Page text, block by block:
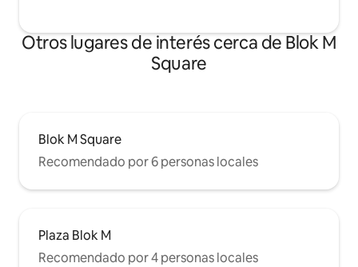
Otros lugares de interés cerca de Blok M
Square
Blok M Square
Recomendado por 6 personas locales
Plaza Blok M
Recomendado por 4 personas locales